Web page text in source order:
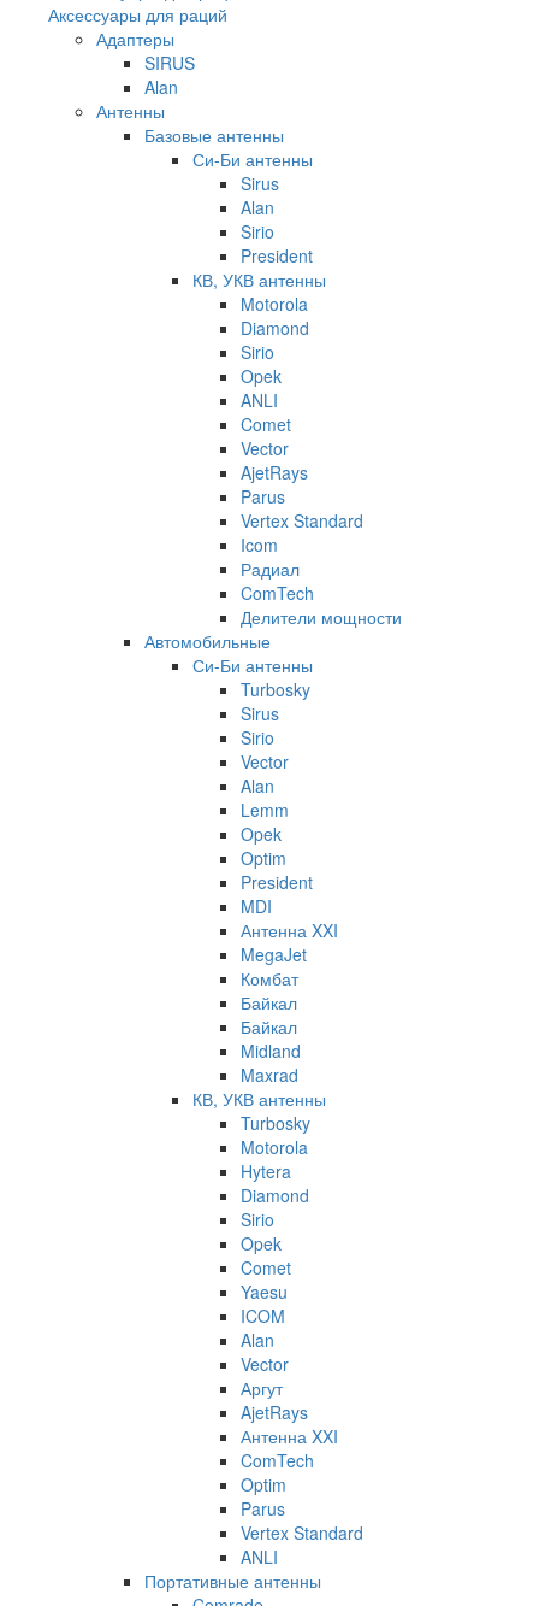
Аксессуары для раций
Адаптеры
SIRUS
Alan
Антенны
Базовые антенны
Си-Би антенны
Sirus
Alan
Sirio
President
КВ, УКВ антенны
Motorola
Diamond
Sirio
Opek
ANLI
Comet
Vector
AjetRays
Parus
Vertex Standard
Icom
Радиал
ComTech
Делители мощности
Автомобильные
Си-Би антенны
Turbosky
Sirus
Sirio
Vector
Alan
Lemm
Opek
Optim
President
MDI
Антенна XXI
MegaJet
Комбат
Байкал
Байкал
Midland
Maxrad
КВ, УКВ антенны
Turbosky
Motorola
Hytera
Diamond
Sirio
Opek
Comet
Yaesu
ICOM
Alan
Vector
Аргут
AjetRays
Антенна XXI
ComTech
Optim
Parus
Vertex Standard
ANLI
Портативные антенны